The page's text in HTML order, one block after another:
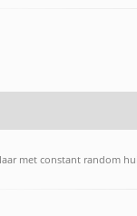
met constant random